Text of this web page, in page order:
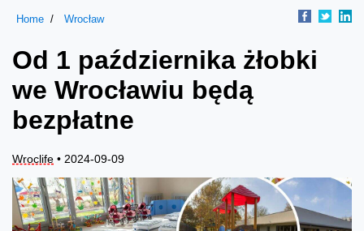
Home Wrocław
Od 1 października żłobki
we Wrocławiu będą
bezpłatne
Wroclife • 2024-09-09